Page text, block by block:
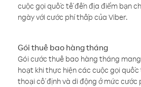
cuộc gọi quốc tế đến địa điểm bạn
ngày với cước phí thấp của Viber.
Gói thuê bao hàng tháng
Gói cước thuê bao hàng tháng
hoạt khi thực hiện các cuộc gọi
thoại cố định và di động ở mức cước